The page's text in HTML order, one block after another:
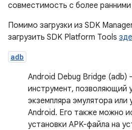
совместимость с более
Помимо загрузки из SDK
загрузить SDK Platform Tools
adb
Android Debug Bridge (adb)
инструмент, позволяющий
экземпляра эмулятора или
Android. Его также можно
установки APK-файла на